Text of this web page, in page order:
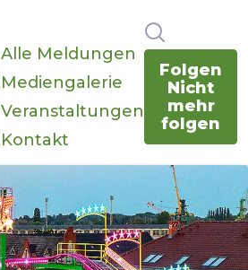
Alle Meldungen
Mediengalerie
Veranstaltungen
Kontakt
Folgen
Nicht
mehr
folgen